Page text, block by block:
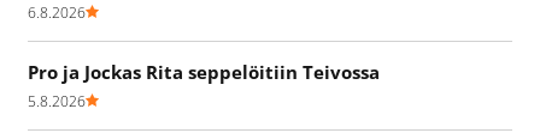
6.8.2026
Pro ja Jockas Rita seppelöitiin Teivossa
5.8.2026